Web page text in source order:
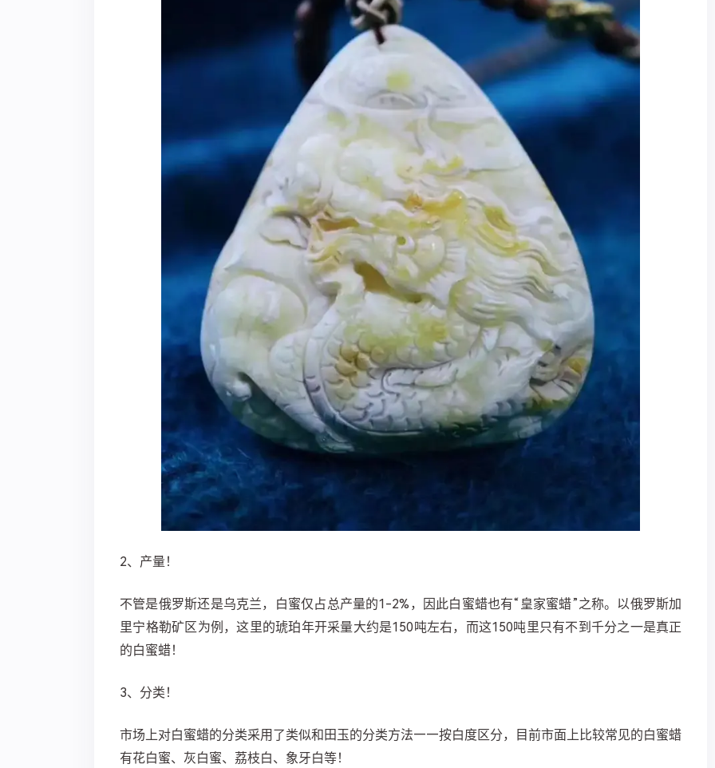
2、产量！
不管是俄罗斯还是乌克兰，白蜜仅占总产量的1-2%，因此白蜜蜡也有“皇家蜜蜡”之称。以俄罗斯加
里宁格勒矿区为例，这里的琥珀年开采量大约是150吨左右，而这150吨里只有不到千分之一是真正
的白蜜蜡！
3、分类！
市场上对白蜜蜡的分类采用了类似和田玉的分类方法——按白度区分，目前市面上比较常见的白蜜蜡
有花白蜜、灰白蜜、荔枝白、象牙白等！